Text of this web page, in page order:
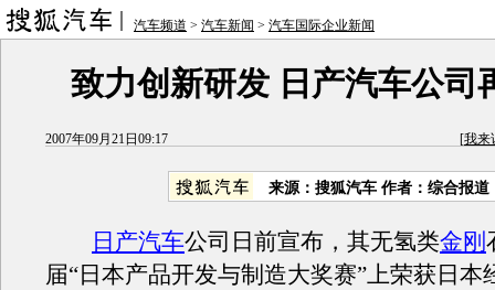
汽车频道 > 汽车新闻 > 汽车国际企业新闻
致力创新研发 日产汽车公司
2007年09月21日09:17 [我来
来源：搜狐汽车 作者：综合报道
日产汽车公司日前宣布，其无氢类金刚
届“日本产品开发与制造大奖赛”上荣获日本